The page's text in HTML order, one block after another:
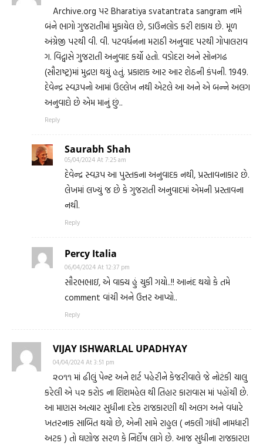
Archive.org પર Bharatiya svatantrata sangram નામે
બંને ભાગો ગુજરાતીમાં મુકાયેલ છે, ડાઉનલોડ કરી શકાય છે. મૂળ
અંગ્રેજી પરથી વી. વી. પટવર્ધનના મરાઠી અનુવાદ પરથી ગોપાલરાવ
ગ. વિદ્વાસે ગુજરાતી અનુવાદ કર્યો હતો. વડોદરા અને સોનગઢ
(સૌરાષ્ટ્ર)માં મુદ્રણ થયું હતું. પ્રકાશક આર આર શેઠની કંપની. 1949.
દેવેન્દ્ર સ્વરૂપનો આમાં ઉલ્લેખ નથી એટલે આ અને એ બન્ને અલગ
અનુવાદો છે એમ માનું છું..
Reply
Saurabh Shah
05/04/2024 At 7:25 am
દેવેન્દ્ર સ્વરૂપ આ પુસ્તકના અનુવાદક નથી, પ્રસ્તાવનાકાર છે.
લેખમાં લખ્યું જ છે કે ગુજરાતી અનુવાદમાં એમની પ્રસ્તાવના
નથી.
Reply
Percy Italia
06/04/2024 At 12:37 pm
સૌરભભાઇ, એ વાક્ય હું ચુકી ગયો..!! આનંદ થયો કે તમે
comment વાંચી અને ઉત્તર આપ્યો..
Reply
VIJAY ISHWARLAL UPADHYAY
04/04/2024 At 3:51 pm
૨૦૧૧ માં ઢીલું પેન્ટ અને શર્ટ પહેરીને કેજરીવાલે જે નોટંકી ચાલુ
કરેલી એ ૫૨ કરોડ ના શિશમહેલ થી તિહાર કારાવાસ માં પહોંચી છે.
આ માણસ અત્યાર સુધીના દરેક રાજકારણી થી અલગ અને વધારે
ખતરનાક સાબિત થયો છે, એની સામે રાહુલ ( નકલી ગાંધી નામધારી
અટક ) તો ઘણોજ સરળ કે નિર્દોષ લાગે છે. આજ સુધીના રાજકારણ